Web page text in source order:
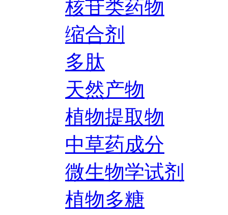
核苷类药物
缩合剂
多肽
天然产物
植物提取物
中草药成分
微生物学试剂
植物多糖